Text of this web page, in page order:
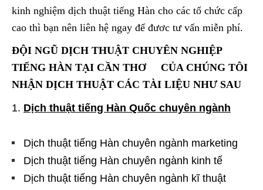
kinh nghiệm dịch thuật tiếng Hàn cho các tổ chức cấp
cao thì bạn nên liên hệ ngay để đươc tư vấn miễn phí.
ĐỘI NGŨ DỊCH THUẬT CHUYÊN NGHIỆP
TIẾNG HÀN TẠI CẦN THƠ CỦA CHÚNG TÔI
NHẬN DỊCH THUẬT CÁC TÀI LIỆU NHƯ SAU
Dịch thuật tiếng Hàn Quốc chuyên ngành
Dịch thuật tiếng Hàn chuyên ngành marketing
Dịch thuật tiếng Hàn chuyên ngành kinh tế
Dịch thuật tiếng Hàn chuyên ngành kĩ thuật